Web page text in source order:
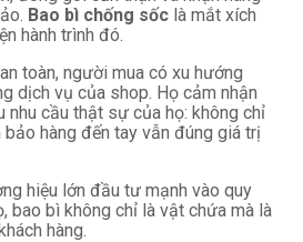
Bao bì chống sốc là mắt xích
hành trình đó.
toàn, người mua có xu hướng
dịch vụ của shop. Họ cảm nhận
nhu cầu thật sự của họ: không chỉ
bảo hàng đến tay vẫn đúng giá trị
hiệu lớn đầu tư mạnh vào quy
bao bì không chỉ là vật chứa mà là
hàng.